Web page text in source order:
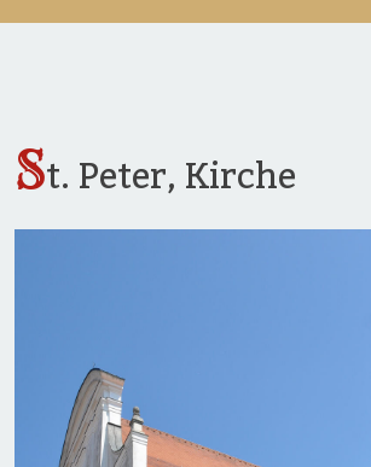
St. Peter, Kirche